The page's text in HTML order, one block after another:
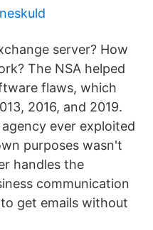
server? How
The NSA helped
flaws, which
2016, and 2019.
ever exploited
purposes wasn't
handles the
communication
get emails without